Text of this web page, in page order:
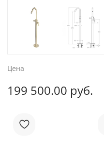
Цена
199 500.00 руб.